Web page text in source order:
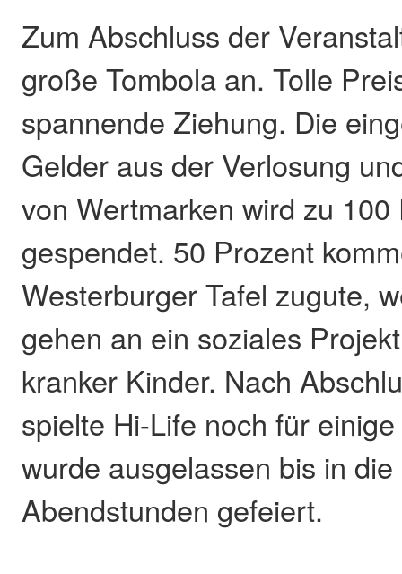
Zum Abschluss der
große Tombola an. Tolle
spannende Ziehung. Die
Gelder aus der Verlosung
von Wertmarken wird zu 100
gespendet. 50 Prozent
Westerburger Tafel zugute,
gehen an ein soziales
kranker Kinder. Nach
spielte Hi-Life noch für
wurde ausgelassen bis in
Abendstunden gefeiert.